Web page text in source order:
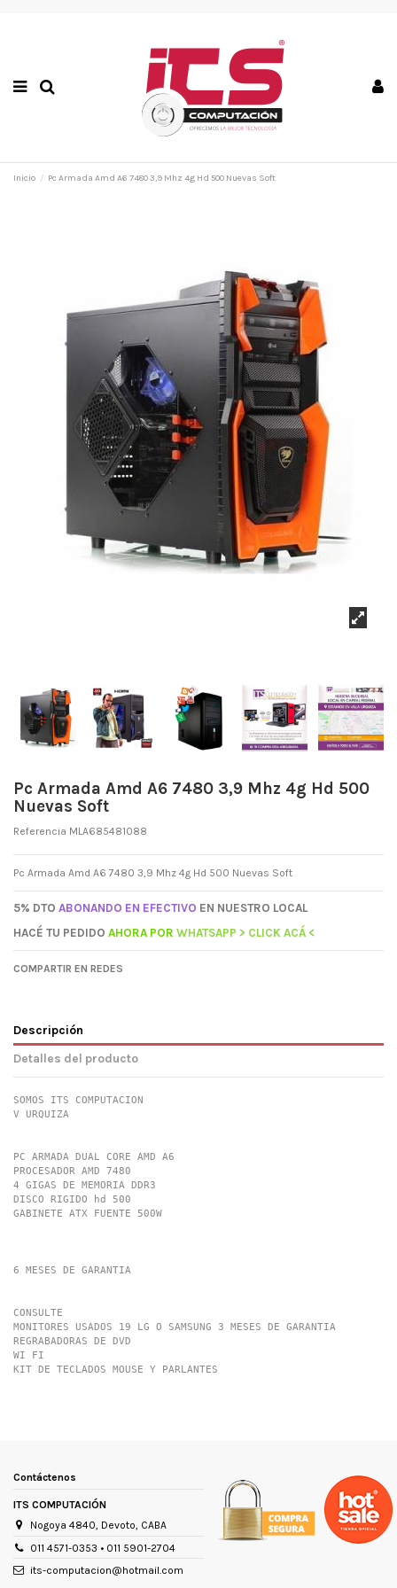
Inicio Pc Armada Amd A6 7480 3,9 Mhz 4g Hd 500 Nuevas Soft
Pc Armada Amd A6 7480 3,9 Mhz 4g Hd 500
Nuevas Soft
Referencia MLA685481088
Pc Armada Amd A6 7480 3,9 Mhz 4g Hd 500 Nuevas Soft
5% DTO ABONANDO EN EFECTIVO EN NUESTRO LOCAL
HACÉ TU PEDIDO AHORA POR WHATSAPP > CLICK ACÁ <
COMPARTIR EN REDES
Descripción
Detalles del producto
SOMOS ITS COMPUTACION
V URQUIZA
PC ARMADA DUAL CORE AMD A6
PROCESADOR AMD 7480
4 GIGAS DE MEMORIA DDR3
DISCO RIGIDO hd 500
GABINETE ATX FUENTE 500W
6 MESES DE GARANTIA
CONSULTE
MONITORES USADOS 19 LG O SAMSUNG 3 MESES DE GARANTIA
REGRABADORAS DE DVD
WI FI
KIT DE TECLADOS MOUSE Y PARLANTES
Disco duro 500 GB
Condición del ítem Nuevo
Modelo amd 7480
Contáctenos
ITS COMPUTACIÓN
Nogoya 4840, Devoto, CABA
011 4571-0353 • 011 5901-2704
its-computacion@hotmail.com